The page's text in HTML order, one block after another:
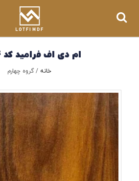
ام دی اف فرامید کد S804
خانه /گروه چهارم